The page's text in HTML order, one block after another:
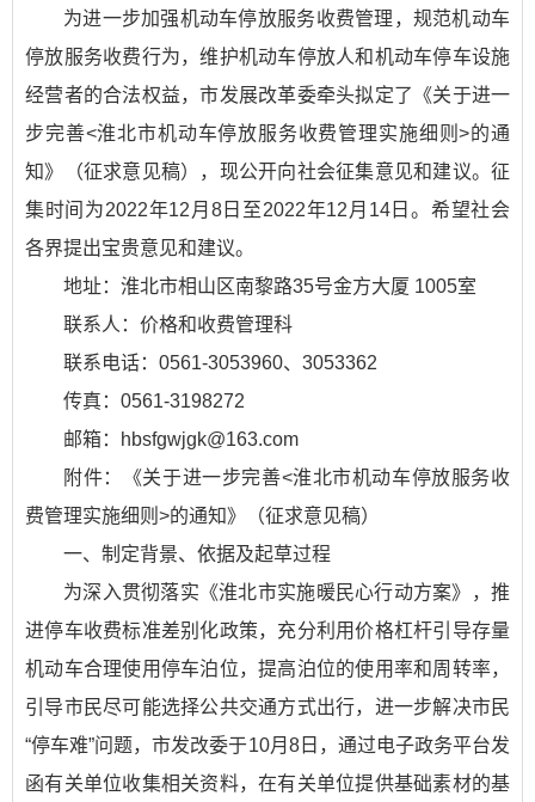
为进一步加强机动车停放服务收费管理，规范机动车
停放服务收费行为，维护机动车停放人和机动车停车设施
经营者的合法权益，市发展改革委牵头拟定了《关于进一
步完善<淮北市机动车停放服务收费管理实施细则>的通
知》（征求意见稿），现公开向社会征集意见和建议。征
集时间为2022年12月8日至2022年12月14日。希望社会
各界提出宝贵意见和建议。
地址：淮北市相山区南黎路35号金方大厦 1005室
联系人：价格和收费管理科
联系电话：0561-3053960、3053362
传真：0561-3198272
邮箱：hbsfgwjgk@163.com
附件：《关于进一步完善<淮北市机动车停放服务收
费管理实施细则>的通知》（征求意见稿）
一、制定背景、依据及起草过程
为深入贯彻落实《淮北市实施暖民心行动方案》，推
进停车收费标准差别化政策，充分利用价格杠杆引导存量
机动车合理使用停车泊位，提高泊位的使用率和周转率，
引导市民尽可能选择公共交通方式出行，进一步解决市民
“停车难”问题，市发改委于10月8日，通过电子政务平台发
函有关单位收集相关资料，在有关单位提供基础素材的基